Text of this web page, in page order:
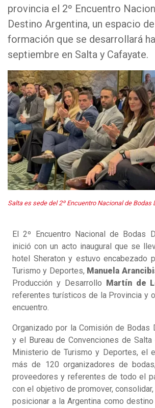
provincia el 2º Encuentro
Destino Argentina, un espacio
formación que se desarrollará
septiembre en Salta y Cafayate.
Salta es sede del 2º Encuentro Nacional de Bodas
El 2º Encuentro Nacional de Bodas
inició con un acto inaugural que se
hotel Sheraton y estuvo encabezado
Turismo y Deportes, Manuela
Producción y Desarrollo Martín de
referentes turísticos de la Provincia y
encuentro.
Organizado por la Comisión de Bodas
y el Bureau de Convenciones de
Ministerio de Turismo y Deportes, el
más de 120 organizadores de
proveedores y referentes de todo el
con el objetivo de promover,
posicionar a la Argentina como